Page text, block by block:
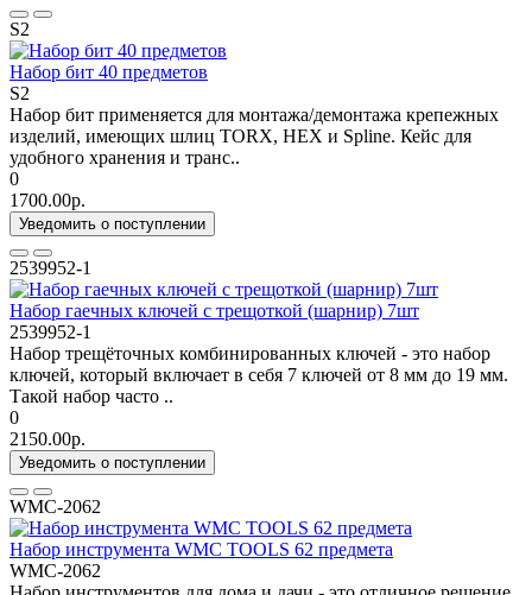
S2
Набор бит 40 предметов
S2
Набор бит применяется для монтажа/демонтажа крепежных
изделий, имеющих шлиц TORX, HEX и Spline. Кейс для
удобного хранения и транс..
0
1700.00р.
Уведомить о поступлении
2539952-1
Набор гаечных ключей с трещоткой (шарнир) 7шт
2539952-1
Набор трещёточных комбинированных ключей - это набор
ключей, который включает в себя 7 ключей от 8 мм до 19 мм.
Такой набор часто ..
0
2150.00р.
Уведомить о поступлении
WMC-2062
Набор инструмента WMC TOOLS 62 предмета
WMC-2062